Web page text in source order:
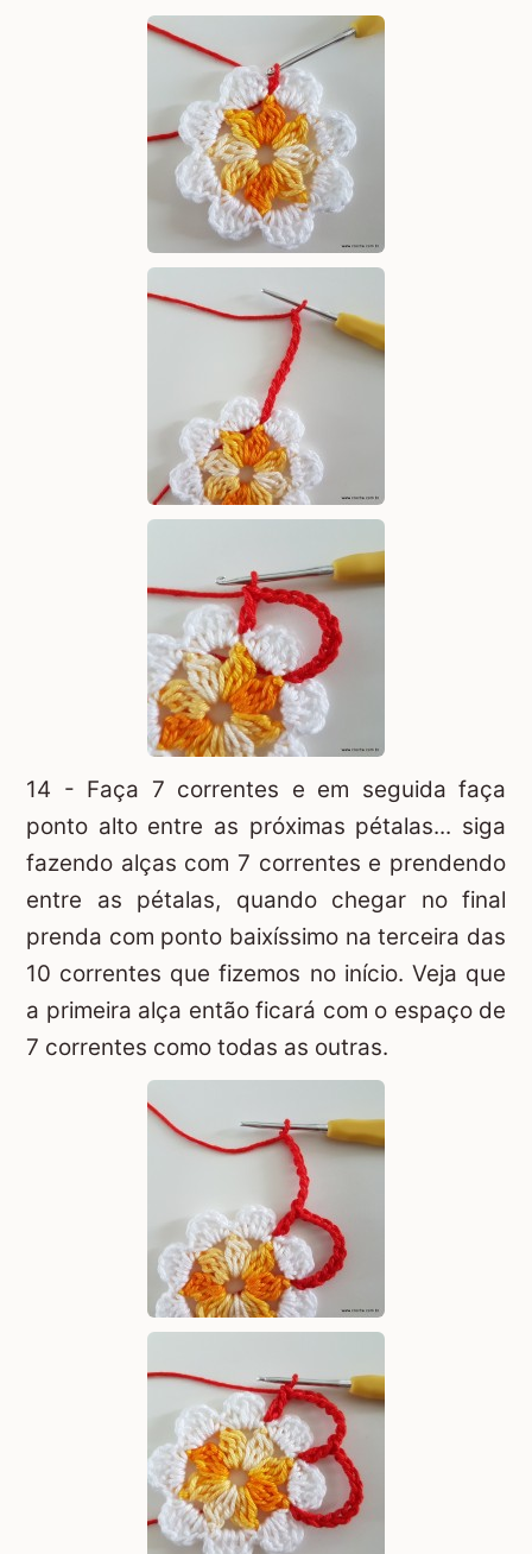
14 - Faça 7 correntes e em seguida faça
ponto alto entre as próximas pétalas... siga
fazendo alças com 7 correntes e prendendo
entre as pétalas, quando chegar no final
prenda com ponto baixíssimo na terceira das
10 correntes que fizemos no início. Veja que
a primeira alça então ficará com o espaço de
7 correntes como todas as outras.